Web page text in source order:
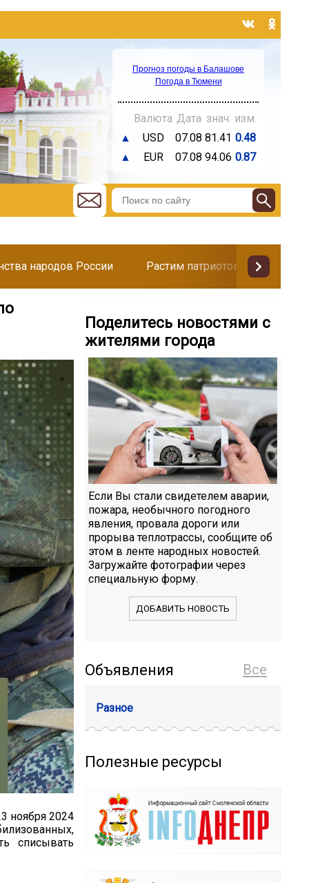
Прогноз погоды в Балашове
Погода в Тюмени
Валюта Дата знач. изм.
▲
USD 07.08 81.41 0.48
▲
EUR 07.08 94.06 0.87
народов России Растим патриотов
ноября 2024
списывать
Поделитесь новостями с
жителями города
Если Вы стали свидетелем аварии,
пожара, необычного погодного
явления, провала дороги или
прорыва теплотрассы, сообщите об
этом в ленте народных новостей.
Загружайте фотографии через
специальную форму.
ДОБАВИТЬ НОВОСТЬ
Все
Объявления
Разное
Полезные ресурсы